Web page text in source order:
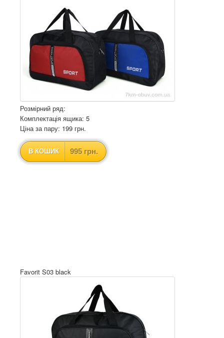
Розмірний ряд:
Комплектація ящика: 5
Ціна за пару: 199 грн.
В КОШИК 995 грн.
Favorit S03 black